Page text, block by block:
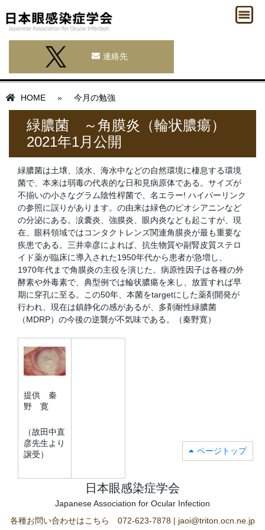
連絡先
HOME » 今月の勉強
緑膿菌 ～角膜炎（輪状膿瘍）
2021年1月公開
緑膿菌は土壌、淡水、海水中などの自然環境に棲息する環境
菌で、本来は弱毒の代表的な日和見病原体である。サイズが
不揃いの小さなグラム陰性桿菌で、名エラー! ハイパーリンク
の参照に誤りがあります。の由来は緑色のピオシアニンなど
の分泌にある。涙囊炎、強膜炎、眼内炎なども起こすが、現
在、眼科領域ではコンタクトレンズ関連角膜炎が最も重要な
疾患である。三井幸彦によれば、抗生物質や副腎皮質ステロ
イド薬が臨床に導入された1950年代から患者が急増し、
1970年代まで角膜炎の主役を演じた。病原性因子は各種の外
酵素や外毒素で、典型例では輪状膿瘍を来し、放置すれば早
期に穿孔に至る。この50年、本菌をtargetにした薬剤開発が
行われ、現在は鎮静化の感があるが、多剤耐性緑膿菌
（MDRP）の今後の逆襲が不気味である。（秦野寛）
提供 秦
野 寛
（故田中直
彦先生より
譲受）
ページトップ
日本眼感染症学会
Japanese Association for Ocular Infection
各種お問い合わせはこちら 072-623-7878 | jaoi@triton.ocn.ne.jp